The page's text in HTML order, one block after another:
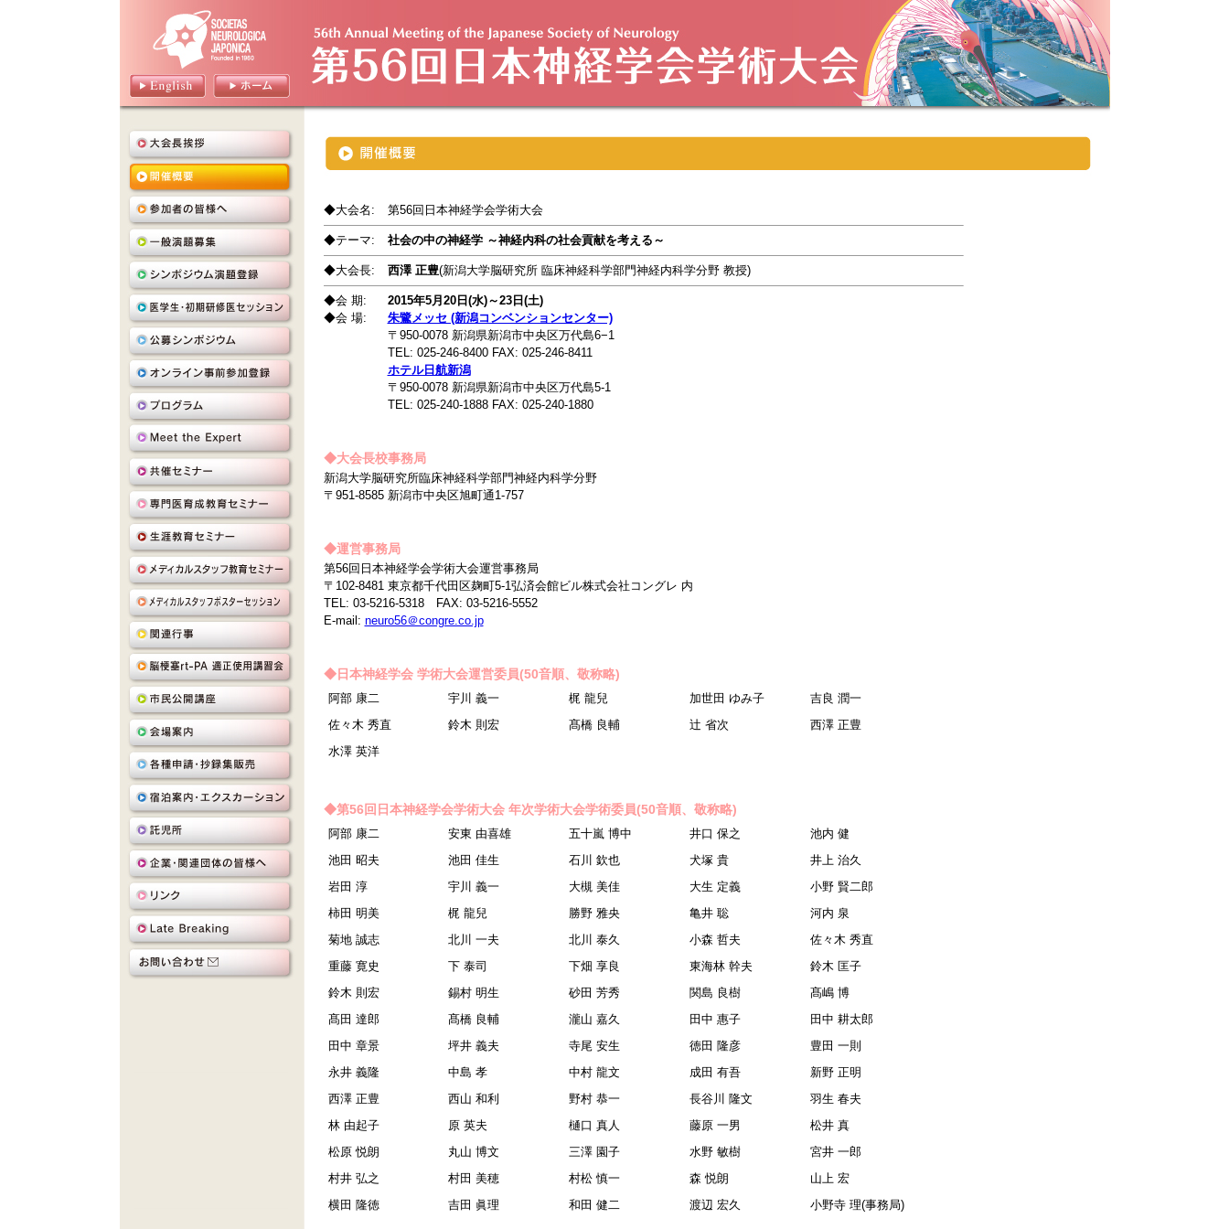
◆大会名: 第56回日本神経学会学術大会
◆テーマ: 社会の中の神経学 ～神経内科の社会貢献を考える～
◆大会長: 西澤 正豊(新潟大学脳研究所 臨床神経科学部門神経内科学分野 教授)
◆会 期:
2015年5月20日(水)～23日(土)
◆会 場:
朱鷺メッセ (新潟コンベンションセンター)
〒950-0078 新潟県新潟市中央区万代島6−1
TEL: 025-246-8400 FAX: 025-246-8411
ホテル日航新潟
〒950-0078 新潟県新潟市中央区万代島5-1
TEL: 025-240-1888 FAX: 025-240-1880
◆大会長校事務局
新潟大学脳研究所臨床神経科学部門神経内科学分野
〒951-8585 新潟市中央区旭町通1-757
◆運営事務局
第56回日本神経学会学術大会運営事務局
〒102-8481 東京都千代田区麹町5-1弘済会館ビル株式会社コングレ 内
TEL: 03-5216-5318 FAX: 03-5216-5552
E-mail: neuro56＠congre.co.jp
◆日本神経学会 学術大会運営委員(50音順、敬称略)
阿部 康二 宇川 義一 梶 龍兒 加世田 ゆみ子
吉良 潤一
佐々木 秀直
鈴木 則宏 髙橋 良輔 辻 省次
西澤 正豊
水澤 英洋
◆第56回日本神経学会学術大会 年次学術大会学術委員(50音順、敬称略)
阿部 康二 安東 由喜雄 五十嵐 博中 井口 保之
池内 健
池田 昭夫
池田 佳生 石川 欽也 犬塚 貴
井上 治久
岩田 淳
宇川 義一 大槻 美佳 大生 定義
小野 賢二郎
柿田 明美
梶 龍兒 勝野 雅央 亀井 聡
河内 泉
菊地 誠志
北川 一夫 北川 泰久 小森 哲夫
佐々木 秀直
重藤 寛史
下 泰司 下畑 享良 東海林 幹夫
鈴木 匡子
鈴木 則宏
錫村 明生 砂田 芳秀 関島 良樹
髙嶋 博
髙田 達郎
髙橋 良輔 瀧山 嘉久 田中 惠子
田中 耕太郎
田中 章景
坪井 義夫 寺尾 安生 徳田 隆彦
豊田 一則
永井 義隆
中島 孝 中村 龍文 成田 有吾
新野 正明
西澤 正豊
西山 和利 野村 恭一 長谷川 隆文
羽生 春夫
林 由起子
原 英夫 樋口 真人 藤原 一男
松井 真
松原 悦朗
丸山 博文 三澤 園子 水野 敏樹
宮井 一郎
村井 弘之
村田 美穂 村松 慎一 森 悦朗
山上 宏
横田 隆徳
吉田 眞理 和田 健二 渡辺 宏久 小野寺 理(事務局)